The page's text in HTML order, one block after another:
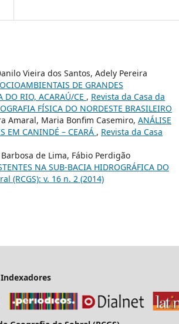
Vieira dos Santos, Adely Pereira
DE GRANDES
DO RIO, ACARAÚ/CE , Revista da Casa da
FÍSICA DO NORDESTE BRASILEIRO
Amaral, Maria Bonfim Casemiro, ANÁLISE
EM CANINDÉ – CEARÁ , Revista da Casa
de Lima, Fábio Perdigão
NA SUB-BACIA HIDROGRÁFICA DO
(RCGS): v. 16 n. 2 (2014)
Indexadores